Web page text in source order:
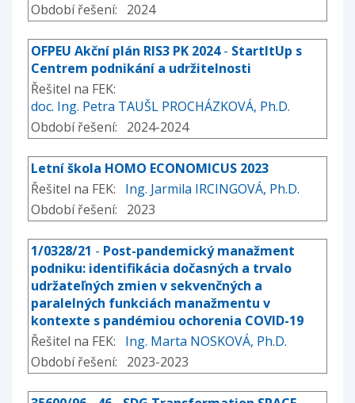
Období řešení: 2024
OFPEU Akční plán RIS3 PK 2024- StartItUp s
Centrem podnikání a udržitelnosti
Řešitel na FEK:
doc. Ing. Petra TAUŠL PROCHÁZKOVÁ, Ph.D.
Období řešení: 2024-2024
Letní škola HOMO ECONOMICUS 2023
Řešitel na FEK: Ing. Jarmila IRCINGOVÁ, Ph.D.
Období řešení: 2023
1/0328/21 - Post-pandemický manažment
podniku: identifikácia dočasných a trvalo
udržateľných zmien v sekvenčných a
paralelných funkciách manažmentu v
kontexte s pandémiou ochorenia COVID-19
Řešitel na FEK: Ing. Marta NOSKOVÁ, Ph.D.
Období řešení: 2023-2023